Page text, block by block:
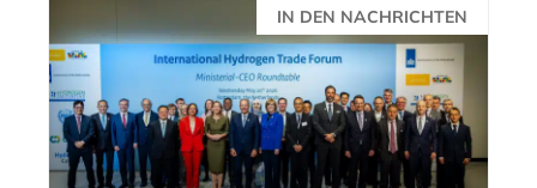
IN DEN NACHRICHTEN